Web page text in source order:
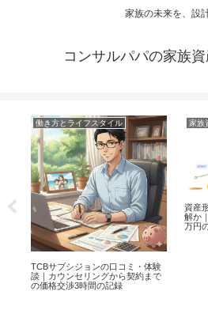
家族の未来を、設
コンサルパパの家族
働き方とライフスタイル
TCBサブシジョンの口コミ・体験
談｜カウンセリングから契約まで
の価格交渉3時間の記録
家族
資産
解か
万円